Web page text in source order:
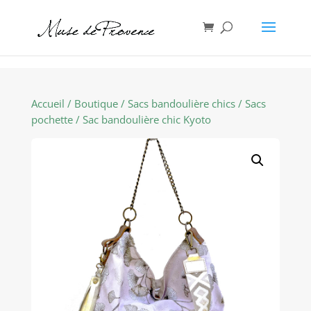
Accueil / Boutique/ Sacs bandoulière chics/ Sacs
pochette/ Sac bandoulière chic Kyoto